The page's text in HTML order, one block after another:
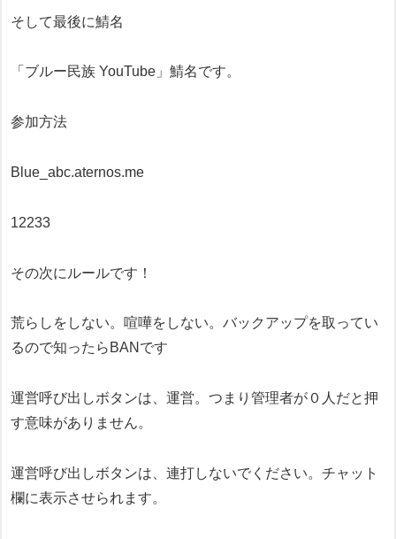
そして最後に鯖名
「ブルー民族 YouTube」鯖名です。
参加方法
Blue_abc.aternos.me
12233
その次にルールです！
荒らしをしない。喧嘩をしない。バックアップを取ってい
るので知ったらBANです
運営呼び出しボタンは、運営。つまり管理者が０人だと押
す意味がありません。
運営呼び出しボタンは、連打しないでください。チャット
欄に表示させられます。